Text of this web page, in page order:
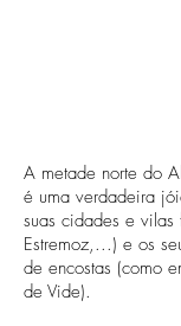
A metade norte do
é uma verdadeira
suas cidades e vilas
Estremoz,...) e os
de encostas (como
de Vide).